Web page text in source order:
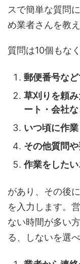
スで簡単な質問
め業者さんを教
質問は10個もなく
郵便番号な
草刈りを頼
ート・会社な
いつ頃に作
その他質問
作業をした
があり、その後
を入力します。
ない時間が多い
る、しないを選